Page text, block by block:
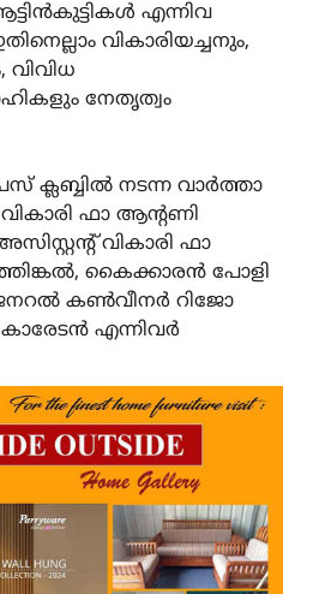
എന്നിവ
വികാരിയച്ചനും,
വിവിധ
നേതൃത്വം
ക്ലബ്ബിൽ നടന്ന വാർത്താ
ഫാ ആന്റണി
വികാരി ഫാ
കൈക്കാരൻ പോളി
കൺവീനർ റിജോ
എന്നിവർ